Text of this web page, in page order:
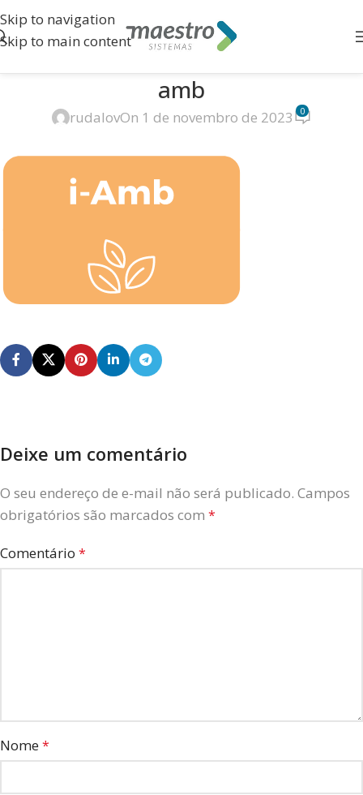
Skip to navigation
Skip to main content
amb
rudalovOn 1 de novembro de 2023 0
Deixe um comentário
O seu endereço de e-mail não será publicado. Campos
obrigatórios são marcados com *
Comentário *
Nome*